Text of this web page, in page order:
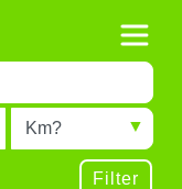
Radius
Filter